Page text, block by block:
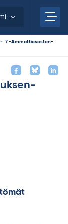
- 7.-Ammattiosaston-